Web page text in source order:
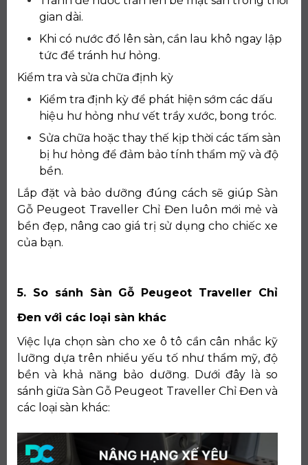
gian dài.
Khi có nước đổ lên sàn, cần lau khô ngay lập
tức để tránh hư hỏng.
Kiểm tra và sửa chữa định kỳ
Kiểm tra định kỳ để phát hiện sớm các dấu
hiệu hư hỏng như vết trầy xước, bong tróc.
Sửa chữa hoặc thay thế kịp thời các tấm sàn
bị hư hỏng để đảm bảo tính thẩm mỹ và độ
bền.
Lắp đặt và bảo dưỡng đúng cách sẽ giúp Sàn
Gỗ Peugeot Traveller Chỉ Đen luôn mới mẻ và
bền đẹp, nâng cao giá trị sử dụng cho chiếc xe
của bạn.
5. So sánh Sàn Gỗ Peugeot Traveller Chỉ
Đen với các loại sàn khác
Việc lựa chọn sàn cho xe ô tô cần cân nhắc kỹ
lưỡng dựa trên nhiều yếu tố như thẩm mỹ, độ
bền và khả năng bảo dưỡng. Dưới đây là so
sánh giữa Sàn Gỗ Peugeot Traveller Chỉ Đen và
các loại sàn khác: